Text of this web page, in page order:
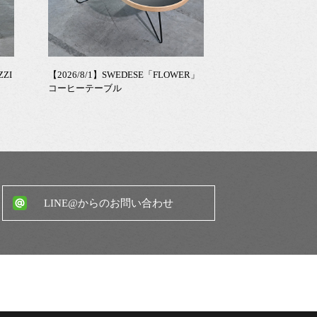
【2026/8/1】SWEDESE「FLOWER」
コーヒーテーブル
LINE@からのお問い合わせ